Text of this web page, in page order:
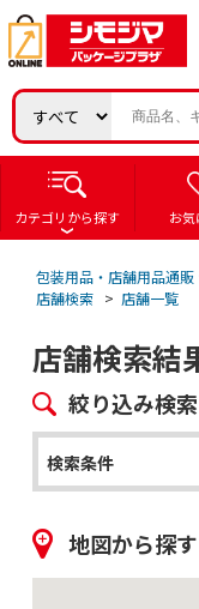
カテゴリから探す お気
包装用品・店舗用品通
店舗検索 > 店舗一覧
店舗検索結
絞り込み検索
検索条件
地図から探す